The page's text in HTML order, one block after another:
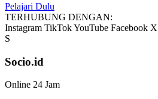
Pelajari Dulu
TERHUBUNG DENGAN:
Instagram TikTokYouTube Facebook X
S
Socio.id
Online 24 Jam